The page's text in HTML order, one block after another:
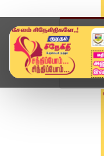
முகப்பு
Home